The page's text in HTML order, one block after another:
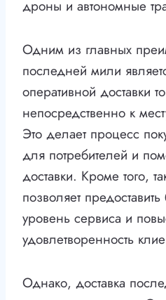
дроны и автономные
Одним из главных
последней мили
оперативной доставки
непосредственно к
Это делает процесс
для потребителей и
доставки. Кроме того,
позволяет
уровень сервиса и
удовлетворенность
Однако, доставка